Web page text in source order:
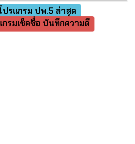
ปรแกรม ปพ.5 ล่าสุด
กรมเช็คชื่อ บันทึกความดี